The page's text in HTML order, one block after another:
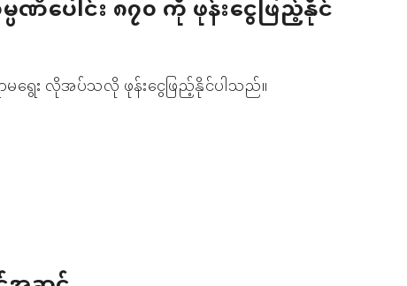
ပဏီပေါင်း ၈၇၀ ကို ဖုန်းငွေဖြည့်နိုင်
ာမရွေး လိုအပ်သလို ဖုန်းငွေဖြည့်နိုင်ပါသည်။